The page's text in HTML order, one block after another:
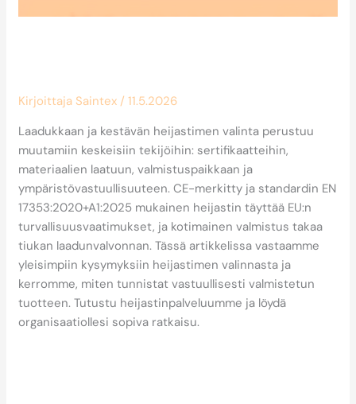
KirjoittajaSaintex /11.5.2026
Laadukkaan ja kestävän heijastimen valinta perustuu
muutamiin keskeisiin tekijöihin: sertifikaatteihin,
materiaalien laatuun, valmistuspaikkaan ja
ympäristövastuullisuuteen. CE-merkitty ja standardin EN
17353:2020+A1:2025 mukainen heijastin täyttää EU:n
turvallisuusvaatimukset, ja kotimainen valmistus takaa
tiukan laadunvalvonnan. Tässä artikkelissa vastaamme
yleisimpiin kysymyksiin heijastimen valinnasta ja
kerromme, miten tunnistat vastuullisesti valmistetun
tuotteen. Tutustu heijastinpalveluumme ja löydä
organisaatiollesi sopiva ratkaisu.